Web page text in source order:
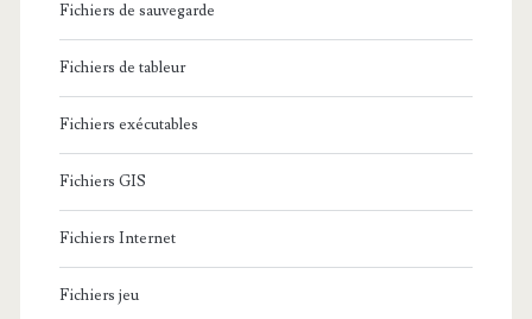
Fichiers de sauvegarde
Fichiers de tableur
Fichiers exécutables
Fichiers GIS
Fichiers Internet
Fichiers jeu